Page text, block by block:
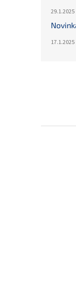
29.1.2025
17.1.2025